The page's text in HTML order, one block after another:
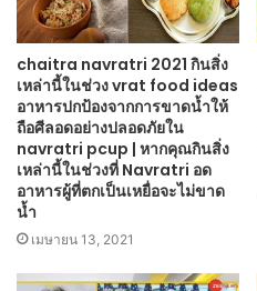
chaitra navratri 2021 กินสิ่ง
เหล่านี้ในช่วง vrat food ideas
อาหารปกป้องจากการขาดน้ำให้
ถือศีลอดอย่างปลอดภัยใน
navratri pcup | หากคุณกินสิ่ง
เหล่านี้ในช่วงที่ Navratri อด
อาหารผู้ที่ตกเป็นเหยื่อจะไม่ขาด
น้ำ
เมษายน 13, 2021